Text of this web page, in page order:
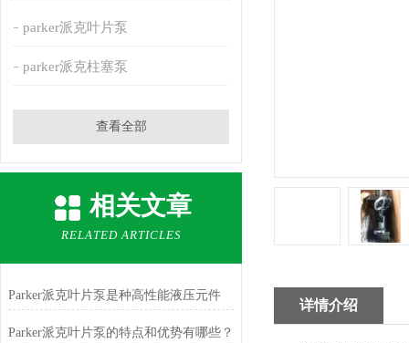
parker派克叶片泵
parker派克柱塞泵
查看全部
相关文章
RELATED ARTICLES
Parker派克叶片泵是种高性能液压元件
Parker派克叶片泵的特点和优势有哪些？
详情介绍